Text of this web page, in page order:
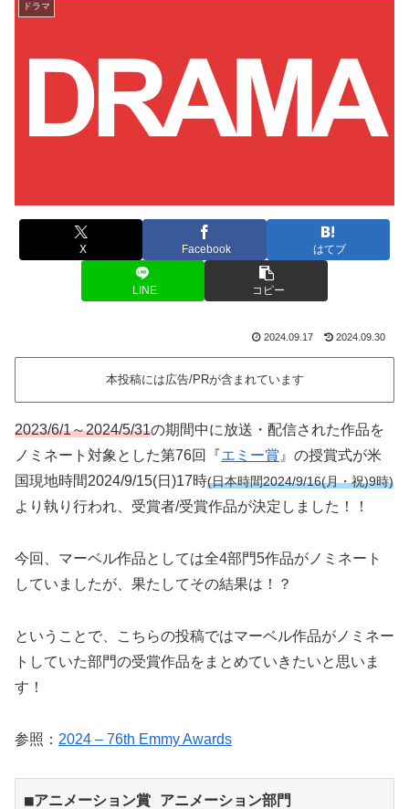
ドラマ
X Facebook はてブ
LINE コピー
2024.09.17 2024.09.30
本投稿には広告/PRが含まれています
2023/6/1～2024/5/31の期間中に放送・配信された作品を
ノミネート対象とした第76回『エミー賞 』の授賞式が米
国現地時間2024/9/15(日)17時(日本時間2024/9/16(月・祝)9時)
より執り行われ、受賞者/受賞作品が決定しました！！
今回、マーベル作品としては全4部門5作品がノミネート
していましたが、果たしてその結果は！？
ということで、こちらの投稿ではマーベル作品がノミネー
トしていた部門の受賞作品をまとめていきたいと思いま
す！
参照： 2024 – 76th Emmy Awards
■アニメーション賞 アニメーション部門